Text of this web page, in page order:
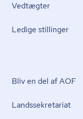
Vedtægter
Ledige stillinger
Bliv en del af AOF
Lands­se­kre­ta­ri­at